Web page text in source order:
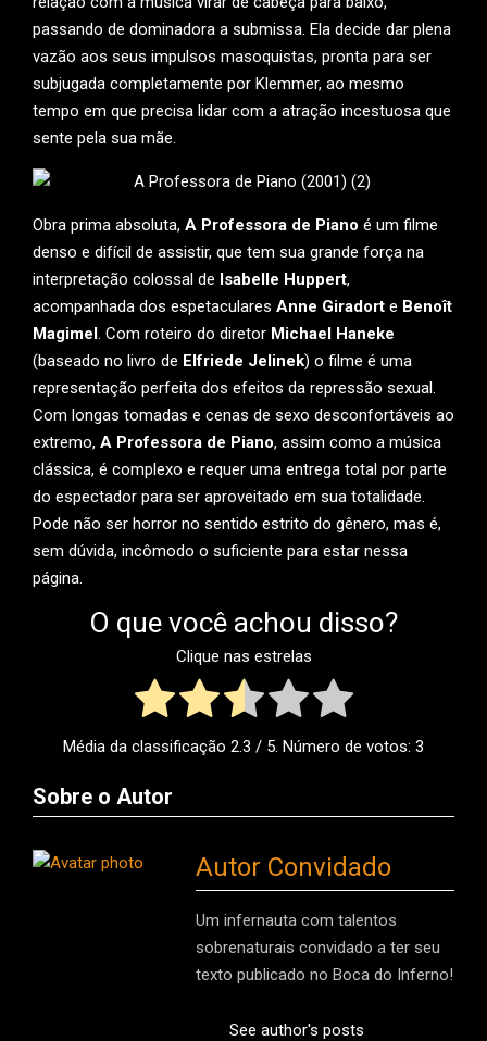
passando de dominadora a submissa. Ela decide dar plena
vazão aos seus impulsos masoquistas, pronta para ser
subjugada completamente por Klemmer, ao mesmo
tempo em que precisa lidar com a atração incestuosa que
sente pela sua mãe.
Obra prima absoluta, A Professora de Piano é um filme
denso e difícil de assistir, que tem sua grande força na
interpretação colossal de Isabelle Huppert,
acompanhada dos espetaculares Anne Giradort e Benoît
Magimel. Com roteiro do diretor Michael Haneke
(baseado no livro de Elfriede Jelinek) o filme é uma
representação perfeita dos efeitos da repressão sexual.
Com longas tomadas e cenas de sexo desconfortáveis ao
extremo, A Professora de Piano, assim como a música
clássica, é complexo e requer uma entrega total por parte
do espectador para ser aproveitado em sua totalidade.
Pode não ser horror no sentido estrito do gênero, mas é,
sem dúvida, incômodo o suficiente para estar nessa
página.
O que você achou disso?
Clique nas estrelas
Média da classificação 2.3 / 5. Número de votos: 3
Sobre o Autor
Autor Convidado
Um infernauta com talentos
sobrenaturais convidado a ter seu
texto publicado no Boca do Inferno!
See author's posts